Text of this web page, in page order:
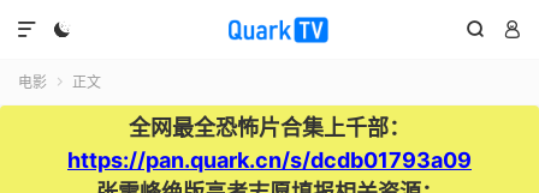
  

电影  正文
全网最全恐怖片合集上千部：
https://pan.quark.cn/s/dcdb01793a09